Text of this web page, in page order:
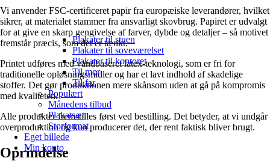
Plakater til stuen
Plakater til soveværelset
Plakater til kontoret
Til mor
Til far
Populært
Månedens tilbud
Plakatsæt
Storformat
Eget billede
Min konto
Vi anvender FSC-certificeret papir fra europæiske leverandører, hvilket
sikrer, at materialet stammer fra ansvarligt skovbrug. Papiret er udvalgt
for at give en skarp gengivelse af farver, dybde og detaljer – så motivet
fremstår præcis, som det er tænkt.
Printet udføres med vandbaseret latex-teknologi, som er fri for
traditionelle opløsningsmidler og har et lavt indhold af skadelige
stoffer. Det gør produktionen mere skånsom uden at gå på kompromis
med kvaliteten.
Alle produkter fremstilles først ved bestilling. Det betyder, at vi undgår
overproduktion og kun producerer det, der rent faktisk bliver brugt.
Oprindelse